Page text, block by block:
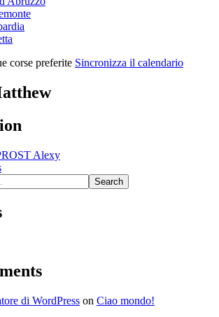
corse preferite Sincronizza il calendario
Alexy
di WordPress on Ciao mondo!